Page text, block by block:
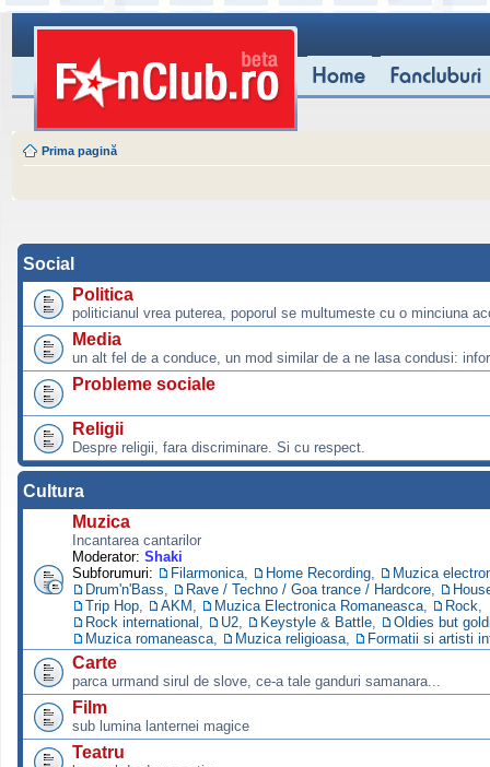
Prima pagină
Social
Politica
politicianul vrea puterea, poporul se multumeste cu o minciuna
Media
un alt fel de a conduce, un mod similar de a ne lasa condusi:
Probleme sociale
Religii
Despre religii, fara discriminare. Si cu respect.
Cultura
Muzica
Incantarea cantarilor
Moderator: Shaki
Subforumuri:
Filarmonica Home Recording
Muzica
Drum'n'Bass
Rave / Techno / Goa trance / Hardcore
Trip Hop
AKM Muzica Electronica Romaneasca Rock
Rock international
U2 Keystyle & Battle
Oldies but
Muzica romaneasca
Muzica religioasa Formatii si artisti
Carte
parca urmand sirul de slove, ce-a tale ganduri samanara...
Film
sub lumina lanternei magice
Teatru